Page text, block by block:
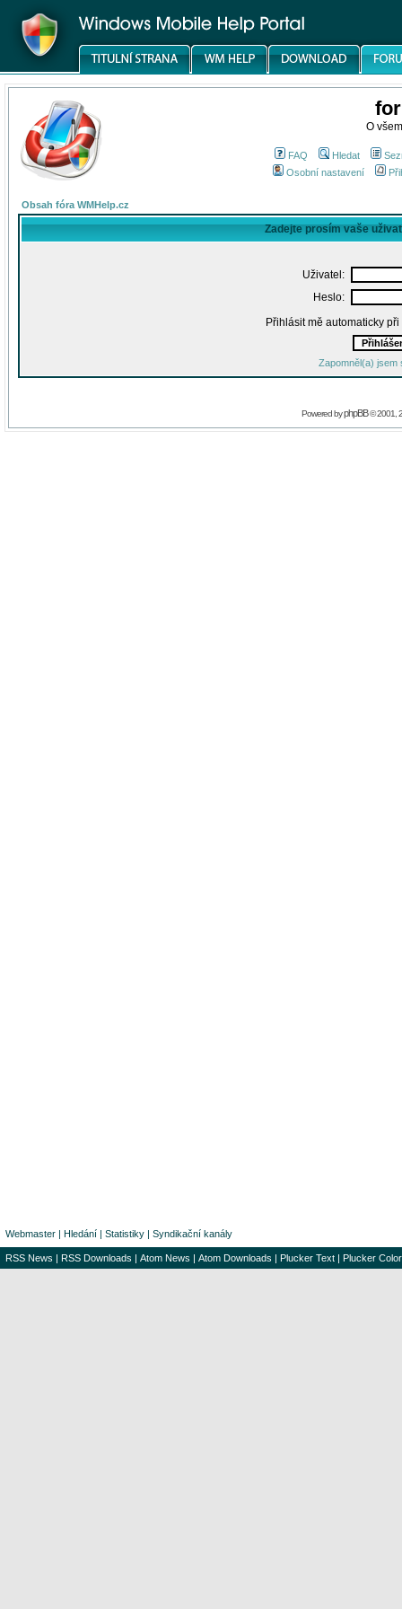
O
FAQ Hledat
Osobní nastavení
Obsah fóra WMHelp.cz
Zadejte prosím vaše
Uživatel:
Heslo:
Přihlásit mě automaticky
Zapomněl(a) jsem
Powered byphpBB© 2001,
Webmaster | Hledání | Statistiky | Syndikační kanály
RSS News | RSS Downloads | Atom News | Atom Downloads | Plucker Text | Plucker Color